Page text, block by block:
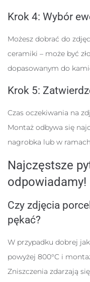
Krok 4: Wybór
Możesz dobrać do
ceramiki – może być
dopasowanym do
Krok 5:
Czas oczekiwania na
Montaż odbywa się
nagrobka lub w
Najczęstsze
odpowiadamy!
Czy zdjęcia
pękać?
W przypadku dobrej
powyżej 800°C i
Zniszczenia zdarzają